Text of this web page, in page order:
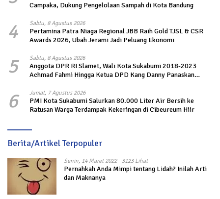
Campaka, Dukung Pengelolaan Sampah di Kota Bandung
4 Sabtu, 8 Agustus 2026
Pertamina Patra Niaga Regional JBB Raih Gold TJSL & CSR
Awards 2026, Ubah Jerami Jadi Peluang Ekonomi
5 Sabtu, 8 Agustus 2026
Anggota DPR RI Slamet, Wali Kota Sukabumi 2018-2023
Achmad Fahmi Hingga Ketua DPD Kang Danny Panaskan
6 Jumat, 7 Agustus 2026
PMI Kota Sukabumi Salurkan 80.000 Liter Air Bersih ke
Ratusan Warga Terdampak Kekeringan di Cibeureum Hiir
Berita/Artikel Terpopuler
Senin, 14 Maret 2022 3123 Lihat
Pernahkah Anda Mimpi tentang Lidah? Inilah Arti
dan Maknanya